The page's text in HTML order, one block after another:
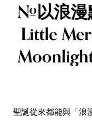
#以浪漫
Little
聖誕從來都能與「浪